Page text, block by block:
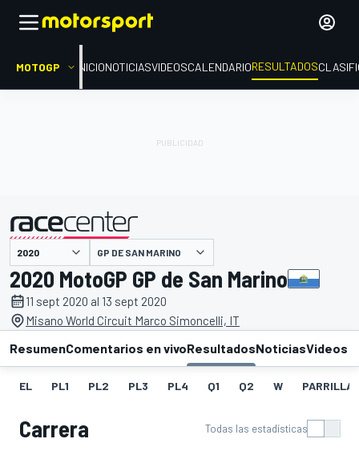
MOTOGP INICIONOTICIASVIDEOSCALENDARIORESULTADOS
presentado por GP DE SAN MARINO
2020 MotoGP GP de San Marino
11 sept 2020 al 13 sept 2020
Misano World Circuit Marco Simoncelli, IT
ResumenComentarios en vivoResultadosNoticiasVideos
EL PL1 PL2 PL3 PL4 Q1 Q2 W PARRILLA
Carrera Todas las estadísticas